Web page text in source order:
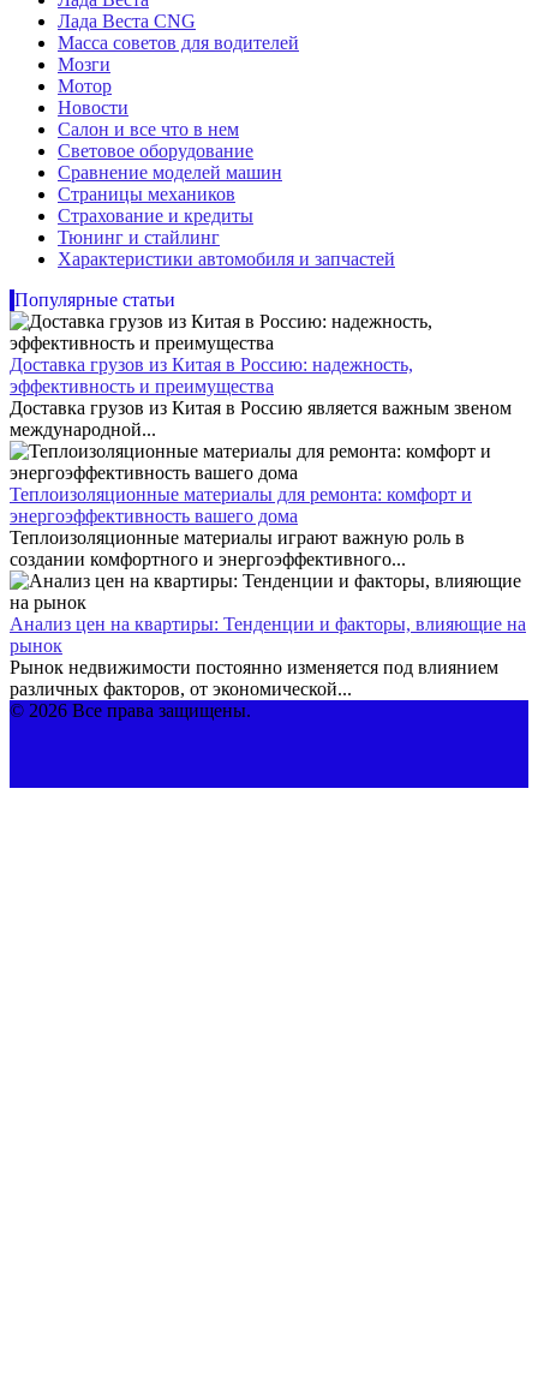
Лада Веста CNG
Масса советов для водителей
Мозги
Мотор
Новости
Салон и все что в нем
Световое оборудование
Сравнение моделей машин
Страницы механиков
Страхование и кредиты
Тюнинг и стайлинг
Характеристики автомобиля и запчастей
Популярные статьи
Доставка грузов из Китая в Россию: надежность,
эффективность и преимущества
Доставка грузов из Китая в Россию является важным звеном
международной...
Теплоизоляционные материалы для ремонта: комфорт и
энергоэффективность вашего дома
Теплоизоляционные материалы играют важную роль в
создании комфортного и энергоэффективного...
Анализ цен на квартиры: Тенденции и факторы, влияющие на
рынок
Рынок недвижимости постоянно изменяется под влиянием
различных факторов, от экономической...
© 2026 Все права защищены.